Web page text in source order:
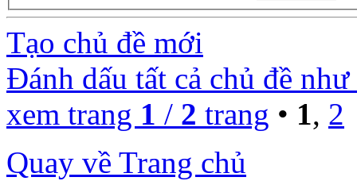
Tạo chủ đề mới
Đánh dấu tất cả chủ đề
xem trang 1 / 2 trang • 1, 2
Quay về Trang chủ